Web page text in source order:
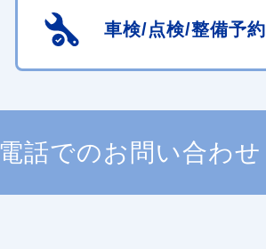
車検/点検/整備予約
電話でのお問い合わせ